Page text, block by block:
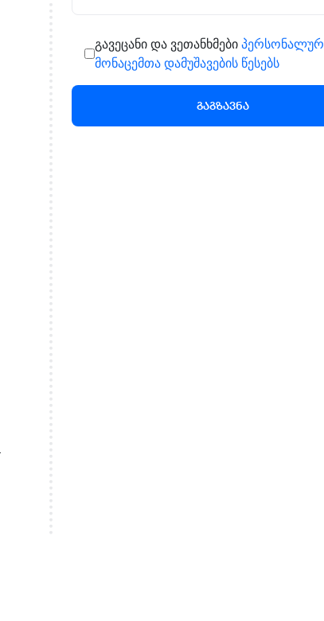
გავეცანი და ვეთანხმებიპერსონალურ
მონაცემთა დამუშავების წესებს